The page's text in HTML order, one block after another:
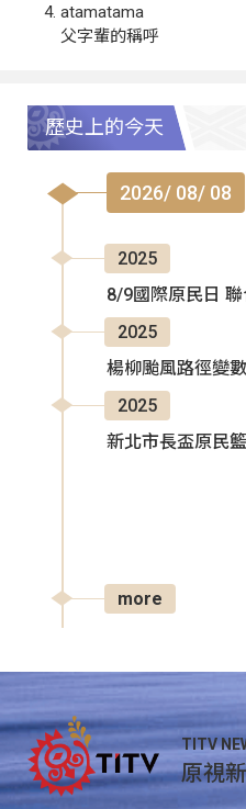
atamatama
父字輩的稱呼
歷史上的今天
2026/ 08/ 08
2025
8/9國際原民日
2025
楊柳颱風路徑變
2025
新北市長盃原民
more
TITV
原視